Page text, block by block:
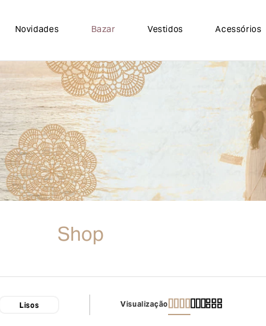
Novidades Bazar Vestidos Acessórios
Shop
Lisos Visualização